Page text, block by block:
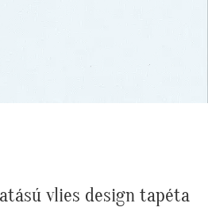
vlies design tapéta